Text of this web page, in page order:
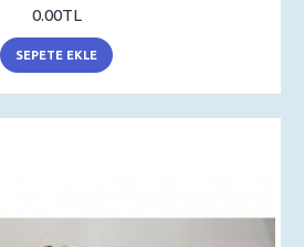
0.00TL
SEPETE EKLE